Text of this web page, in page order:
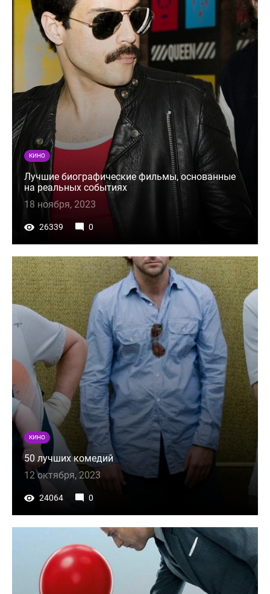
КИНО
Лучшие биографические фильмы, основанные
на реальных событиях
18 ноября, 2023
26339 0
КИНО
50 лучших комедий
12 октября, 2023
24064 0